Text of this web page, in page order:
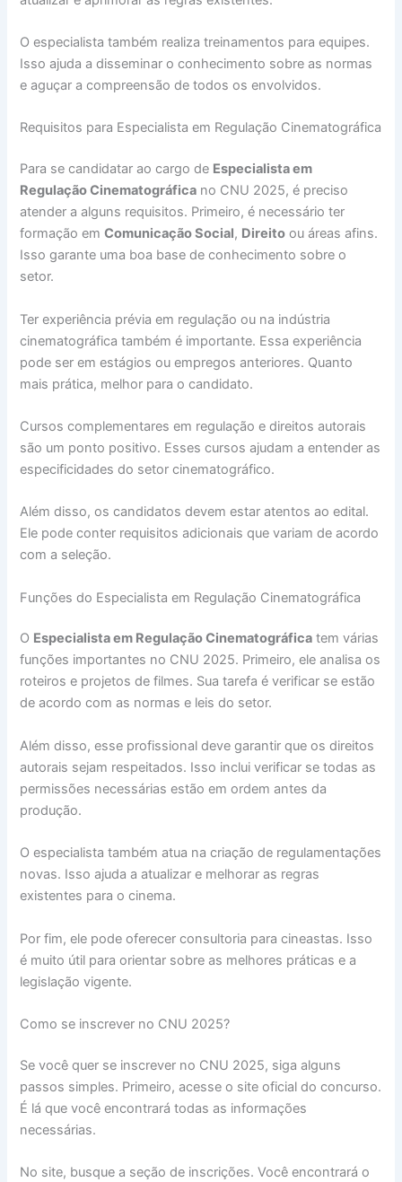
O especialista também realiza treinamentos para equipes.
Isso ajuda a disseminar o conhecimento sobre as normas
e aguçar a compreensão de todos os envolvidos.
Requisitos para Especialista em Regulação Cinematográfica
Para se candidatar ao cargo de Especialista em
Regulação Cinematográfica no CNU 2025, é preciso
atender a alguns requisitos. Primeiro, é necessário ter
formação emComunicação Social, Direito ou áreas afins.
Isso garante uma boa base de conhecimento sobre o
setor.
Ter experiência prévia em regulação ou na indústria
cinematográfica também é importante. Essa experiência
pode ser em estágios ou empregos anteriores. Quanto
mais prática, melhor para o candidato.
Cursos complementares em regulação e direitos autorais
são um ponto positivo. Esses cursos ajudam a entender as
especificidades do setor cinematográfico.
Além disso, os candidatos devem estar atentos ao edital.
Ele pode conter requisitos adicionais que variam de acordo
com a seleção.
Funções do Especialista em Regulação Cinematográfica
O Especialista em Regulação Cinematográfica tem várias
funções importantes no CNU 2025. Primeiro, ele analisa os
roteiros e projetos de filmes. Sua tarefa é verificar se estão
de acordo com as normas e leis do setor.
Além disso, esse profissional deve garantir que os direitos
autorais sejam respeitados. Isso inclui verificar se todas as
permissões necessárias estão em ordem antes da
produção.
O especialista também atua na criação de regulamentações
novas. Isso ajuda a atualizar e melhorar as regras
existentes para o cinema.
Por fim, ele pode oferecer consultoria para cineastas. Isso
é muito útil para orientar sobre as melhores práticas e a
legislação vigente.
Como se inscrever no CNU 2025?
Se você quer se inscrever no CNU 2025, siga alguns
passos simples. Primeiro, acesse o site oficial do concurso.
É lá que você encontrará todas as informações
necessárias.
No site, busque a seção de inscrições. Você encontrará o